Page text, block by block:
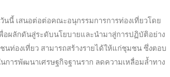
นนี้ เสนอต่อต่อคณะอนุกรรมการการท่องเที่ยวโดย
ผลักดันสู่ระดับนโยบายและนำมาสู่การปฏิบัติอย่าง
ท่องเที่ยว สามารถสร้างรายได้ให้แก่ชุมชน ซึ่งตอบ
ารพัฒนาเศรษฐกิจฐานราก ลดความเหลื่อมล้ำทาง